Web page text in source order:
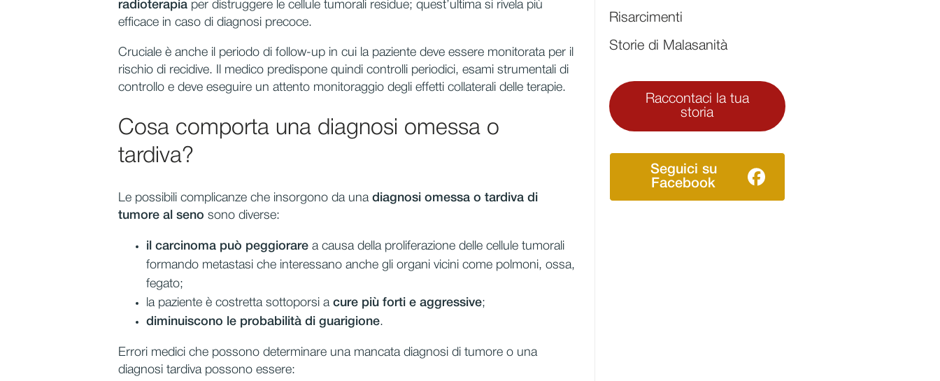
radioterapiaper distruggere le cellule tumorali residue; quest’ultima si rivela più
efficace in caso di diagnosi precoce.
Cruciale è anche il periodo di follow-up in cui la paziente deve essere monitorata per il
rischio di recidive. Il medico predispone quindi controlli periodici, esami strumentali di
controllo e deve eseguire un attento monitoraggio degli effetti collaterali delle terapie.
Cosa comporta una diagnosi omessa o
tardiva?
Le possibili complicanze che insorgono da una diagnosi omessa o tardiva di
tumore al seno sono diverse:
il carcinoma può peggiorarea causa della proliferazione delle cellule tumorali
formando metastasi che interessano anche gli organi vicini come polmoni, ossa,
fegato;
la paziente è costretta sottoporsi a cure più forti e aggressive;
diminuiscono le probabilità di guarigione.
Errori medici che possono determinare una mancata diagnosi di tumore o una
diagnosi tardiva possono essere:
Risarcimenti
Storie di Malasanità
Raccontaci la tua
storia
Seguici su
Facebook